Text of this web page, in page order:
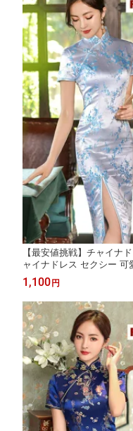
【最安値挑戦】チャイナ
ャイナドレス セクシー 可
ン 仮装 コスチューム コ
きサイズ赤 黒 ワインレッ
1,100 円